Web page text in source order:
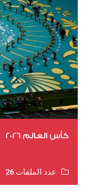
كأس العالم 2026
عدد الملفات 26